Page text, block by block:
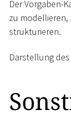
Der Vorgaben-
zu modellieren,
strukturieren.
Darstellung